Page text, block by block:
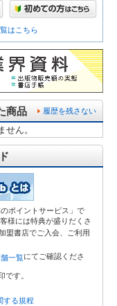
はこちら
履歴を残さない
商品
せん。
ポイントサービス」で
様には特典が盛りだくさ
盟書店でご入会、ご利用
舗一覧にてご確認くださ
です。
する規程